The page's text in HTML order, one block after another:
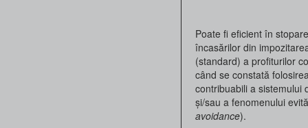
Poate fi eficient în
încasărilor din
(standard) a profiturilor
când se constată
contribuabili a sistemului
și/sau a fenomenului
avoidance).